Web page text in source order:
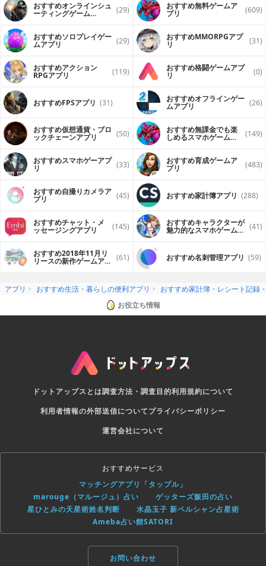
おすすめオンラインシュ
ーティングゲーム (29) おすすめ無料ゲームア
プリ (609)
おすすめソロプレイゲー
ムアプリ (29) おすすめ MMORPGアプ
リ (31)
おすすめアクション
RPGアプリ (119) おすすめ格闘ゲームアプ
リ (0)
おすすめFPSアプリ (31) おすすめオフラインゲー
ムアプリ (26)
おすすめ仮想通貨・ブロ
ックチェーンアプリ (50) おすすめ無課金でも楽
しめるスマホゲームア (149)
おすすめスマホゲーアプ
リ (33) おすすめ育成ゲームア
プリ (483)
おすすめ自撮りカメラア
プリ (45) おすすめ家計簿アプリ (288)
おすすめチャット・メ
ッセージングアプリ (145) おすすめキャラクターが
魅力的なスマホゲームア (41)
おすすめ2018年11月リ
リースの新作ゲームアプ (61) おすすめ名刺管理アプリ (59)
アプリ おすすめ生活・暮らしの便利アプリ
おすすめ家計簿・レシート記録
お役立ち情報
ドットアップスとは調査方法・調査目的利用規約について
利用者情報の外部送信についてプライバシーポリシー
運営会社について
おすすめサービス
マッチングアプリ「タップル」
marouge（マルージュ）占い
ゲッターズ飯田の占い
星ひとみの天星術姓名判断
水晶玉子 新ペルシャン占星術
Ameba占い館SATORI
お問い合わせ